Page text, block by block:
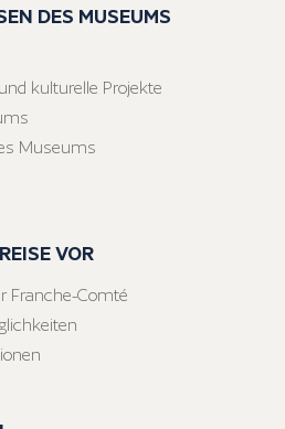
DES MUSEUMS
kulturelle Projekte
Museums
VOR
Franche-Comté